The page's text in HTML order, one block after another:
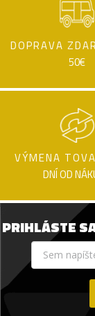
DOPRAVA
50€
VÝMENA
DNÍ OD
PRIHLÁSTE